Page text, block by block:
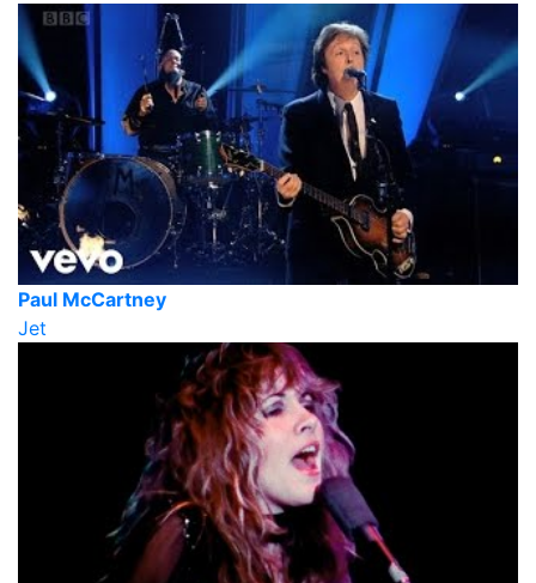
Paul McCartney
Jet